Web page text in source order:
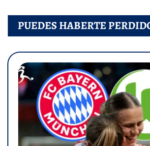
PUEDES HABERTE